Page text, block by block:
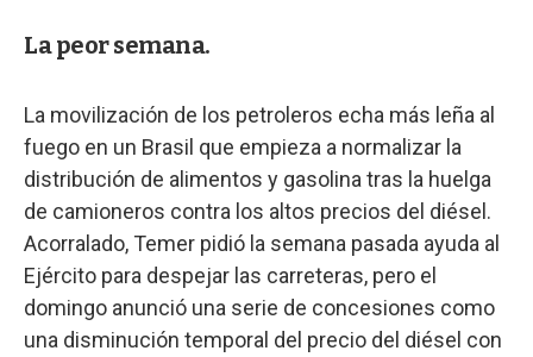
La peor semana.
La movilización de los petroleros echa más leña al
fuego en un Brasil que empieza a normalizar la
distribución de alimentos y gasolina tras la huelga
de camioneros contra los altos precios del diésel.
Acorralado, Temer pidió la semana pasada ayuda al
Ejército para despejar las carreteras, pero el
domingo anunció una serie de concesiones como
una disminución temporal del precio del diésel con